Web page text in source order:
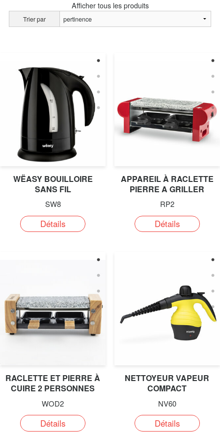
Afficher tous les produits
Trier par
WËASY BOUILLOIRE
SANS FIL
SW8
Détails
APPAREIL À RACLETTE
PIERRE A GRILLER
RP2
Détails
RACLETTE ET PIERRE À
CUIRE 2 PERSONNES
WOD2
Détails
NETTOYEUR VAPEUR
COMPACT
NV60
Détails